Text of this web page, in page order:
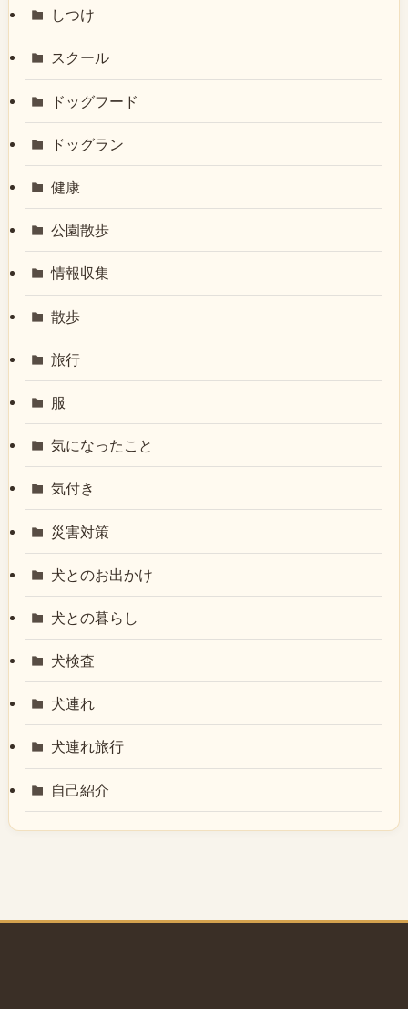
しつけ
スクール
ドッグフード
ドッグラン
健康
公園散歩
情報収集
散歩
旅行
服
気になったこと
気付き
災害対策
犬とのお出かけ
犬との暮らし
犬検査
犬連れ
犬連れ旅行
自己紹介